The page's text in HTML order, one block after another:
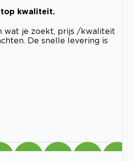
top kwaliteit.
wat je zoekt, prijs /kwaliteit
De snelle levering is